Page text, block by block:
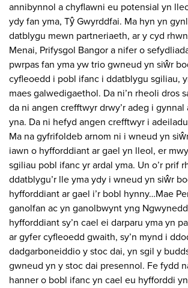
annibynnol a chyflawni eu potensial yn
ydy fan yma, Tŷ Gwyrddfai. Ma hyn yn
datblygu mewn partneriaeth, ar y cyd
Menai, Prifysgol Bangor a nifer o
pwrpas fan yma yw trio gwneud yn siŵr
cyfleoedd i pobl ifanc i ddatblygu sgiliau,
maes galwedigaethol. Da ni’n rheoli dros
da ni angen crefftwyr drwy’r adeg i gynnal
yna. Da ni hefyd angen crefftwyr i
Ma na gyfrifoldeb arnom ni i wneud yn
iawn o hyfforddiant ar gael yn lleol, er
sgiliau pobl ifanc yr ardal yma. Un o’r prif
ddatblygu’r lle yma ydy i wneud yn siŵr
hyfforddiant ar gael i’r bobl hynny…Mae
ganolfan ac yn ganolbwynt yng
hyfforddiant sy’n cael ei darparu yma yn
ar gyfer cyfleoedd gwaith, sy’n mynd i
dadgarboneiddio y stoc dai, yn sgil y
gwneud yn y stoc dai presennol. Fe fydd
hanner o bobl ifanc yn cael eu hyfforddi